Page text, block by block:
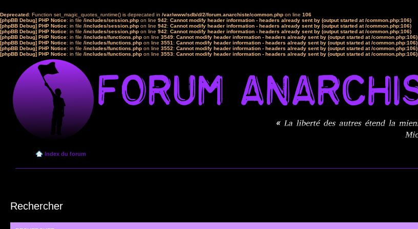
Deprecated: Function set_magic_quotes_runtime() is deprecated in /var/www/sdb/d/2/forum.anarchiste/common.php on line 106
[phpBB Debug] PHP Notice: in file /includes/session.php on line 942: Cannot modify header information - headers already sent by (output started at /common.php:106)
[phpBB Debug] PHP Notice: in file /includes/session.php on line 942: Cannot modify header information - headers already sent by (output started at /common.php:106)
[phpBB Debug] PHP Notice: in file /includes/session.php on line 942: Cannot modify header information - headers already sent by (output started at /common.php:106)
[phpBB Debug] PHP Notice: in file /includes/functions.php on line 3549: Cannot modify header information - headers already sent by (output started at /common.php:106)
[phpBB Debug] PHP Notice: in file /includes/functions.php on line 3551: Cannot modify header information - headers already sent by (output started at /common.php:106)
[phpBB Debug] PHP Notice: in file /includes/functions.php on line 3552: Cannot modify header information - headers already sent by (output started at /common.php:106)
[phpBB Debug] PHP Notice: in file /includes/functions.php on line 3553: Cannot modify header information - headers already sent by (output started at /common.php:106)
Index du forum
Rechercher